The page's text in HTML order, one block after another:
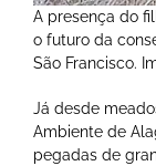
A presença do
o futuro da
São Francisco.
Já desde
Ambiente de
pegadas de